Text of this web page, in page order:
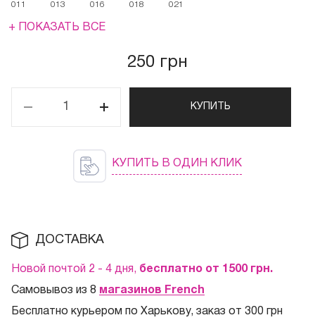
011 013 016 018 021
+ ПОКАЗАТЬ ВСЕ
250 грн
КУПИТЬ
КУПИТЬ В ОДИН КЛИК
ДОСТАВКА
Новой почтой 2 - 4 дня, бесплатно от 1500 грн.
Самовывоз из 8 магазинов French
Бесплатно курьером по Харькову, заказ от 300 грн